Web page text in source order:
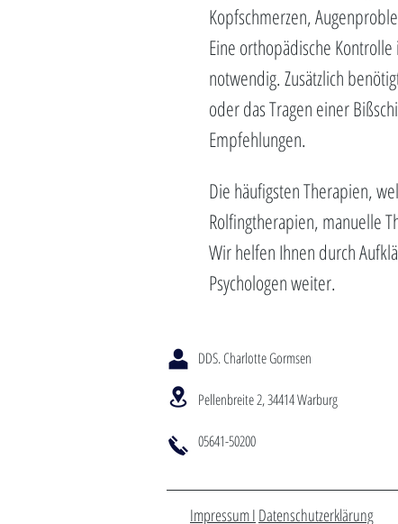
Kopfschmerzen,
Eine orthopädische
notwendig. Zusätzlich
oder das Tragen einer
Empfehlungen.
Die häufigsten Therapien,
Rolfingtherapien, manuelle
Wir helfen Ihnen durch
Psychologen weiter.
DDS. Charlotte Gormsen
Pellenbreite 2, 34414 Warburg
05641-50200
Impressum I Datenschutzerklärung